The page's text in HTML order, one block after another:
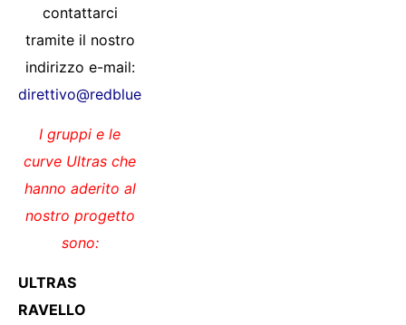
contattarci
tramite il nostro
indirizzo e-mail:
direttivo@redblueeagleslaquila1978.com
I gruppi e le
curve Ultras che
hanno aderito al
nostro progetto
sono:
ULTRAS
RAVELLO